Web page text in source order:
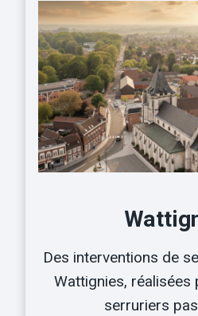
Des interventions de
Wattignies, réalisées
serruriers